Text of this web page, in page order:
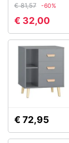
€ 81,57 -60%
€ 32,00
€ 72,95